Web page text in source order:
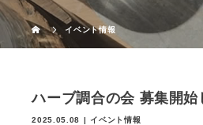
イベント情報
ハーブ調合の会 募集開始
2025.05.08 イベント情報